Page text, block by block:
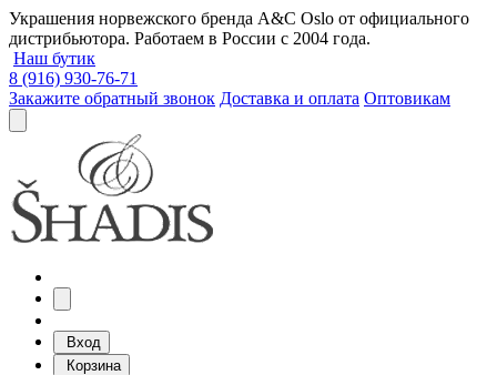
Украшения норвежского бренда A&C Oslo от официального
дистрибьютора. Работаем в России с 2004 года.
Наш бутик
8 (916) 930-76-71
Закажите обратный звонок Доставка и оплата Оптовикам
Вход
Корзина